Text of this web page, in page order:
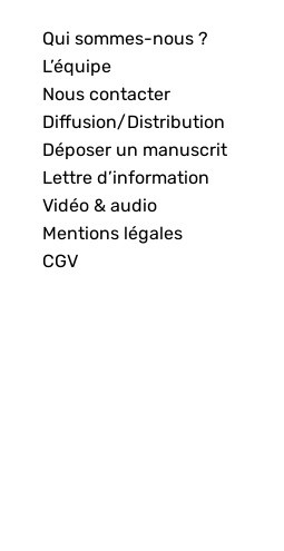
Qui sommes-nous ?
L’équipe
Nous contacter
Diffusion/Distribution
Déposer un manuscrit
Lettre d’information
Vidéo & audio
Mentions légales
CGV